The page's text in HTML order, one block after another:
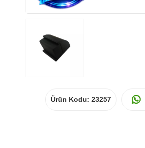
Ürün Kodu: 23257